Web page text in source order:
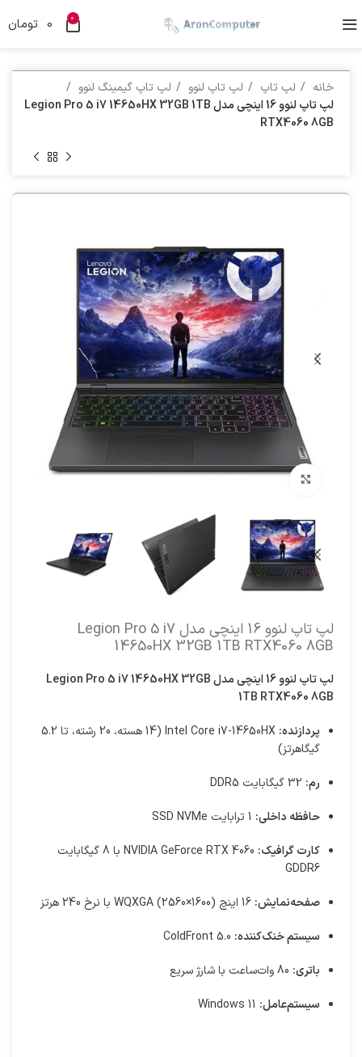
0
0 تومان
خانه لپ تاپ لپ تاپ لنوو
لپ تاپ گیمینگ لنوو
لپ تاپ لنوو 16 اینچی مدل Legion Pro 5 i7 14650HX 32GB 1TB
RTX4060 8GB
برای بزرگنمایی کلیک کنید
لپ تاپ لنوو 16 اینچی مدل Legion Pro 5 i7
14650HX 32GB 1TB RTX4060 8GB
لپ تاپ لنوو 16 اینچی مدل Legion Pro 5 i7 14650HX 32GB
1TB RTX4060 8GB
پردازنده:
Intel Core i7-14650HX (14 هسته، 20 رشته، تا 5.2
گیگاهرتز)
رم:
حافظه داخلی:
کارت گرافیک:
NVIDIA GeForce RTX 4060 با 8 گیگابایت
GDDR6
صفحه‌نمایش:
سیستم خنک‌کننده:
باتری:
سیستم‌عامل: